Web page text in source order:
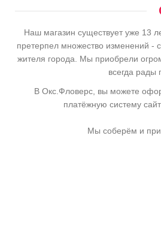
Наш магазин существует уже 13
претерпел множество изменений -
жителя города. Мы приобрели
всегда рады
В Окс.Фловерс, вы можете
платёжную систему
Мы соберём и